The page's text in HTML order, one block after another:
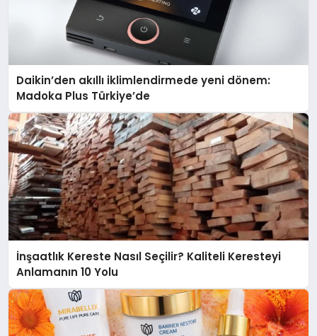
Daikin’den akıllı iklimlendirmede yeni dönem:
Madoka Plus Türkiye’de
İnşaatlık Kereste Nasıl Seçilir? Kaliteli Keresteyi
Anlamanın 10 Yolu